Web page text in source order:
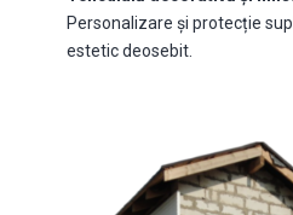
Personalizare și protecție
estetic deosebit.